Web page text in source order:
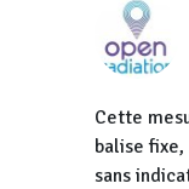
Cette
balise
sans